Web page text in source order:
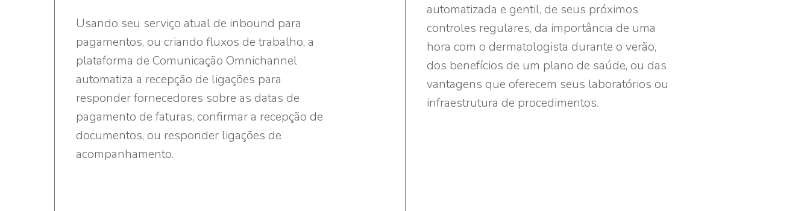
Usando seu serviço atual de inbound para
pagamentos, ou criando fluxos de trabalho, a
plataforma de Comunicação Omnichannel
automatiza a recepção de ligações para
responder fornecedores sobre as datas de
pagamento de faturas, confirmar a recepção de
documentos, ou responder ligações de
acompanhamento.
automatizada e gentil, de seus próximos
controles regulares, da importância de uma
hora com o dermatologista durante o verão,
dos benefícios de um plano de saúde, ou das
vantagens que oferecem seus laboratórios ou
infraestrutura de procedimentos.